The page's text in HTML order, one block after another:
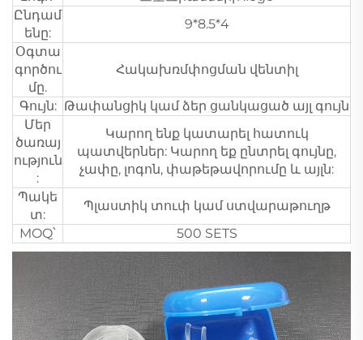
Ընդամ
ենը:
9*8.5*4
Օգտա
գործու
մը.
Հակախռմփոցման վենտիլ
Գույն: Թափանցիկ կամ ձեր ցանկացած այլ գույն
Մեր
ծառայ
ություն
:
Կարող ենք կատարել հատուկ
պատվերներ: Կարող եք ընտրել գույնը,
չափը, լոգոն, փաթեթավորումը և այլն:
Պակե
տ:
Պլաստիկ տուփ կամ ստվարաթուղթ
MOQ՝
500 SETS